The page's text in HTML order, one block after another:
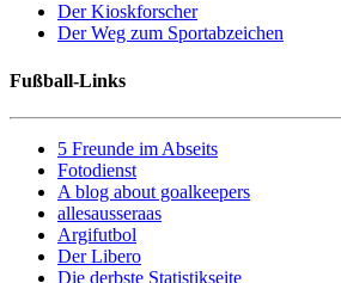
Der Kioskforscher
Der Weg zum Sportabzeichen
Fußball-Links
5 Freunde im Abseits
Fotodienst
A blog about goalkeepers
allesausseraas
Argifutbol
Der Libero
Die derbste Statistikseite